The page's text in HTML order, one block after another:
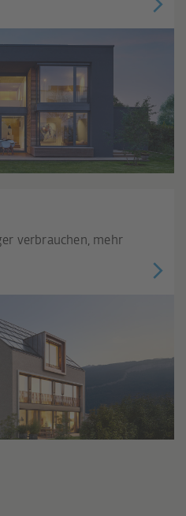
verbrauchen, mehr